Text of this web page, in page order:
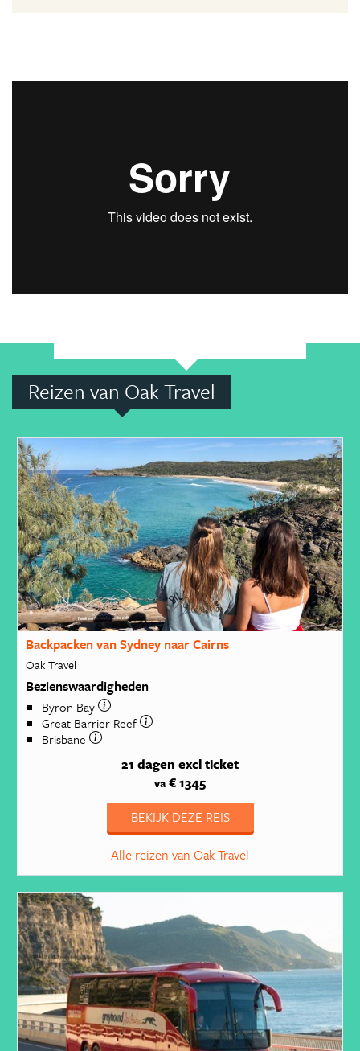
Reizen van Oak Travel
Backpacken van Sydney naar Cairns
Oak Travel
Bezienswaardigheden
Byron Bay
Great Barrier Reef
Brisbane
21 dagen excl ticket
va € 1345
BEKIJK DEZE REIS
Alle reizen van Oak Travel